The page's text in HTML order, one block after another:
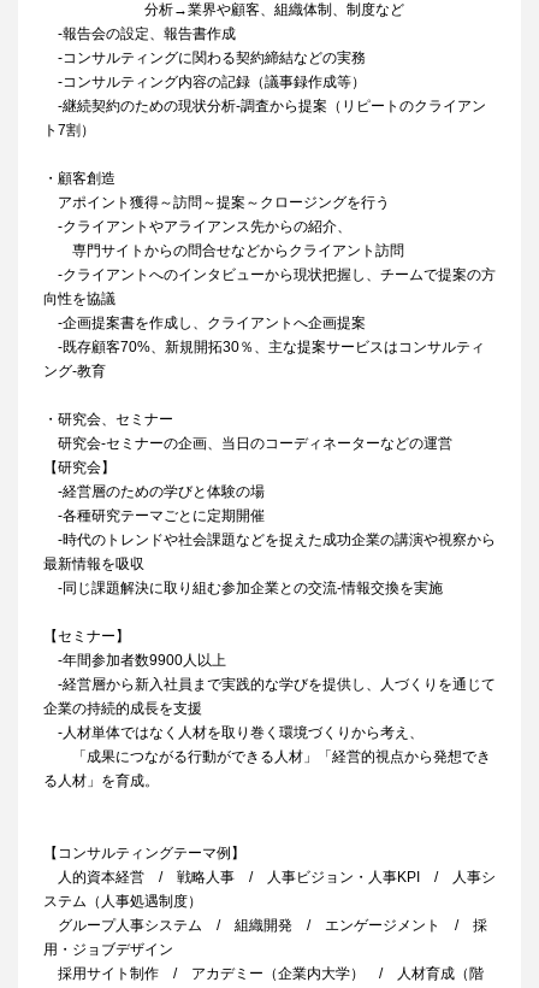
分析→業界や顧客、組織体制、制度など
‐報告会の設定、報告書作成
‐コンサルティングに関わる契約締結などの実務
‐コンサルティング内容の記録（議事録作成等）
‐継続契約のための現状分析‐調査から提案（リピートのクライアン
ト7割）
・顧客創造
アポイント獲得～訪問～提案～クロージングを行う
‐クライアントやアライアンス先からの紹介、
専門サイトからの問合せなどからクライアント訪問
‐クライアントへのインタビューから現状把握し、チームで提案の方
向性を協議
‐企画提案書を作成し、クライアントへ企画提案
‐既存顧客70%、新規開拓30％、主な提案サービスはコンサルティ
ング‐教育
・研究会、セミナー
研究会‐セミナーの企画、当日のコーディネーターなどの運営
【研究会】
‐経営層のための学びと体験の場
‐各種研究テーマごとに定期開催
‐時代のトレンドや社会課題などを捉えた成功企業の講演や視察から
最新情報を吸収
‐同じ課題解決に取り組む参加企業との交流‐情報交換を実施
【セミナー】
‐年間参加者数9900人以上
‐経営層から新入社員まで実践的な学びを提供し、人づくりを通じて
企業の持続的成長を支援
‐人材単体ではなく人材を取り巻く環境づくりから考え、
「成果につながる行動ができる人材」「経営的視点から発想でき
る人材」を育成。
【コンサルティングテーマ例】
人的資本経営 / 戦略人事 / 人事ビジョン・人事KPI / 人事シ
ステム（人事処遇制度）
グループ人事システム / 組織開発 / エンゲージメント / 採
用・ジョブデザイン
採用サイト制作 / アカデミー（企業内大学） / 人材育成（階